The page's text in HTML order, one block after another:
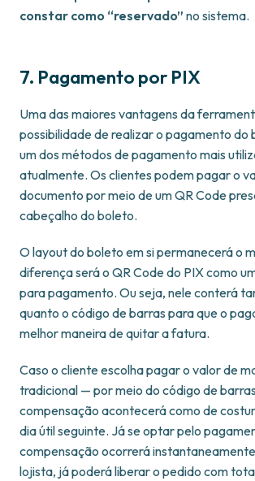
constar como “reservado” no sistema.
7. Pagamento por PIX
Uma das maiores vantagens da
possibilidade de realizar o pagamento do
um dos métodos de pagamento mais
atualmente. Os clientes podem pagar o
documento por meio de um QR Code
cabeçalho do boleto.
O layout do boleto em si permanecerá o
diferença será o QR Code do PIX como
para pagamento. Ou seja, nele conterá
quanto o código de barras para que o
melhor maneira de quitar a fatura.
Caso o cliente escolha pagar o valor de
tradicional — por meio do código de
compensação acontecerá como de
dia útil seguinte. Já se optar pelo
compensação ocorrerá
lojista, já poderá liberar o pedido com